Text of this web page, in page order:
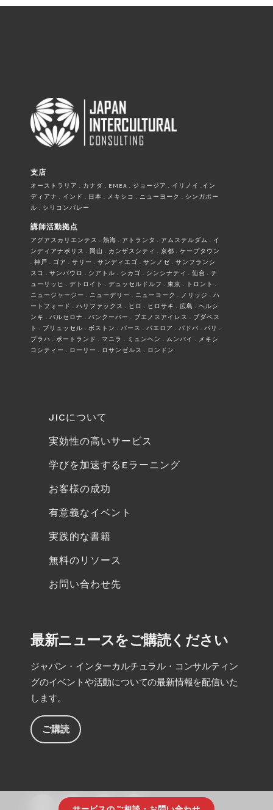
支店
オーストラリア . カナダ . EMEA . ジョージア . イリノイ .イン
ディアナ . インド . 日本 . メキシコ . ニューヨーク . シンガポー
ル . シリコンバレー
講師活動拠点
アグアスカリエンテス . 熱海 . アトランタ . アムステルダム . イ
ンディアナポリス . 岡山 . カンザスシティ . 京都 . ケープタウン
. 神戸 . ゴア . サリー . サンディエゴ . サンノゼ . サンフランシ
スコ . サンパウロ . シアトル . シカゴ . シンシナティ . 仙台 . チ
ューリッヒ . デトロイト . デュッセルドルフ . 東京 . トロント .
ニュージャージー . ニューデリー . ニューヨーク . ノリッジ . ハ
ートフォード . ハリファックス . ヒロ . ヒロサキ . 広島 . ヘルシ
ンキ . バルセロナ . バンクーバー . ブエノスアイレス . ブダペス
ト . ブリュッセル . ボストン . パース . パエロア . パドバ . パリ .
プラハ . ポートランド . マニラ . ミュンヘン . ムンバイ . メキシ
コシティー . ローリー . ロサンゼルス . ロンドン
JICについて
実効性の高いサービス
学びを加速するEラーニング
お客様の成功
有意義なイベント
実践的な書籍
無料のリソース
お問い合わせ先
最新ニュースをご購読ください
ジャパン・インターカルチュラル・コンサルティン
グのイベントや活動についての最新情報を配信いた
します。
ご購読